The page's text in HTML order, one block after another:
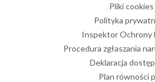
Pliki cookies
Polityka
Inspektor Ochrony
Procedura zgłaszania
Deklaracja
Plan równości